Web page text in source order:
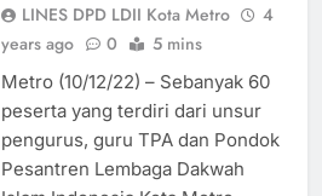
LINES DPD LDII Kota Metro
4
years ago
0 5 mins
Metro (10/12/22) – Sebanyak 60
peserta yang terdiri dari unsur
pengurus, guru TPA dan Pondok
Pesantren Lembaga Dakwah